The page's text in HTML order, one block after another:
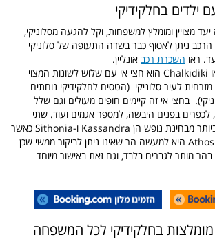
ילדים בחלקידיקי
יעד מצויין ומומלץ למשפחות, וקל להגעה מסלוניקי,
ניתן לאסוף כבר בשדה התעופה של סלוניקי
ראו השכרת רכב אונליין.
חלקידיקי, Halkidiki או Chalkidiki הוא חצי אי עם שלוש לשונות המצוי
מזרחית לעיר סלוניקי (הטסים לחלקידיקי נוחתים
בחצי אי זה קיימים חופים מעולים וגם שלל
לכפרים בפנים היבשה, למספר אגמים ועוד. שתי
הלשונות המפורסמות ביותר מבחינת נופש הן Kassandra ו-Sithonia כאשר
הלשון המזרחית ביותר Athos היא למעשה הר שאינו ניתן לביקור ממשי שכן
בהר מותר לגברים בלבד, וגם זאת באישור מיוחד
בחלקידיקי לכל המשפחה